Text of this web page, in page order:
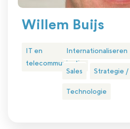
Willem Buijs
IT en
telecommunicatie
Internationaliseren
Sales Strategie /
Technologie